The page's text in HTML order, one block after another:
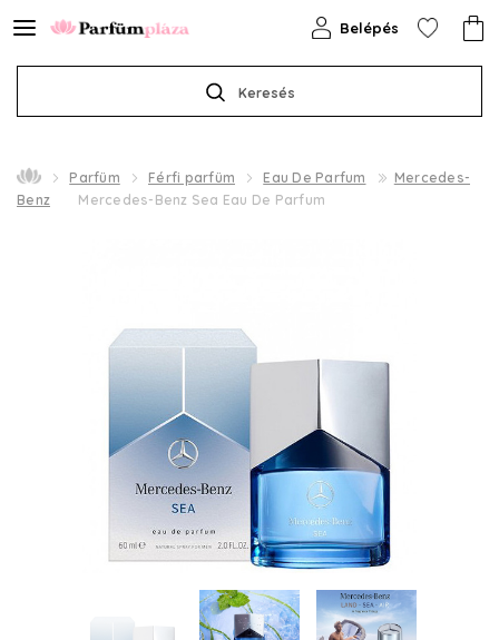
Keresés
Belépés
Parfüm Férfi parfüm Eau De Parfum
Mercedes-
Benz
Mercedes-Benz Sea Eau De Parfum